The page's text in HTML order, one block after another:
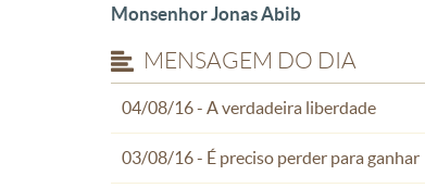
Monsenhor Jonas Abib
MENSAGEM DO DIA
04/08/16 - A verdadeira liberdade
03/08/16 - É preciso perder para ganhar